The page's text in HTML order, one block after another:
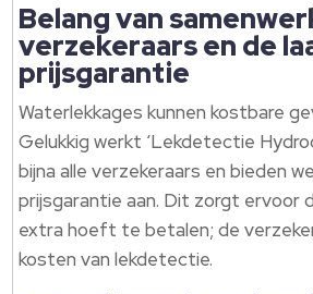
Belang van
verzekeraars en de
prijsgarantie
Waterlekkages kunnen kostbare
Gelukkig werkt ‘Lekdetectie
bijna alle verzekeraars en bieden
prijsgarantie aan. Dit zorgt ervoor
extra hoeft te betalen; de
kosten van lekdetectie.